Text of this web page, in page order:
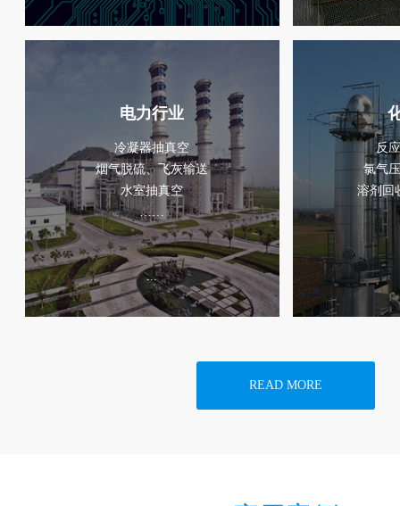
电力行业
冷凝器抽真空
烟气脱硫、飞灰输送
水室抽真空
……
...
反
氯气
溶剂回
READ MORE